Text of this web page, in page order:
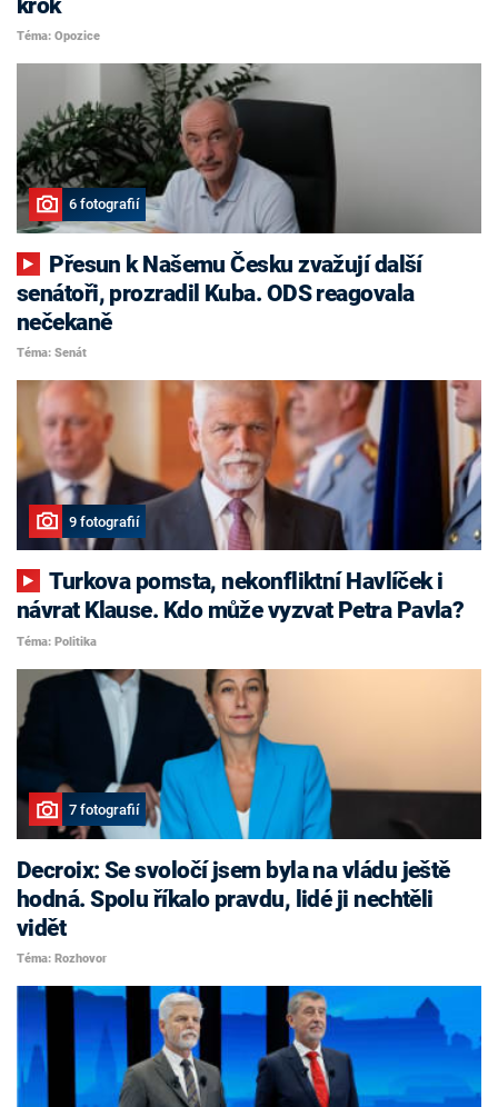
Téma: Opozice
6 fotografií
senátoři, prozradil Kuba. ODS reagovala
nečekaně
Téma: Senát
9 fotografií
Turkova pomsta, nekonfliktní Havlíček i
návrat Klause. Kdo může vyzvat Petra Pavla?
Téma: Politika
7 fotografií
Decroix: Se svoločí jsem byla na vládu ještě
hodná. Spolu říkalo pravdu, lidé ji nechtěli
vidět
Téma: Rozhovor